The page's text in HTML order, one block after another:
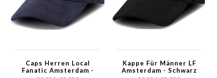
Caps Herren Local
Fanatic Amsterdam -
Kappe Für Männer LF
Amsterdam - Schwarz